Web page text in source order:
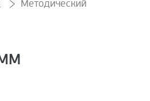
Методический